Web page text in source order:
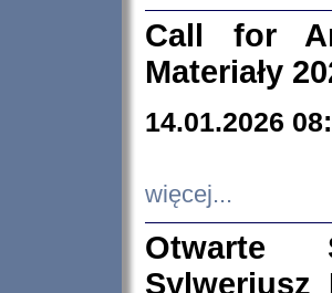
Call for
Materiały
14.01.2026
więcej...
Otwarte
Sylweriusz